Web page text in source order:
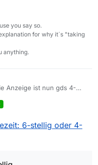
you say so.
for why it´s "taking
anything.
Anzeige ist nun gds 4-
je nach Gusto.
6-stellig oder 4-